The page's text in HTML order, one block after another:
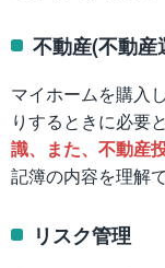
不動産(不動産
マイホームを購入
りするときに必要
識、また、不動産
記簿の内容を理解
リスク管理